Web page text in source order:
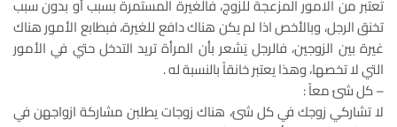
تعتبر من الامور المزعجة للزوج، فالغيرة المستمرة بسبب أو بدون سبب
تخنق الرجل، وبالأخص اذا لم يكن هناك دافع للغيرة، فبطابع الأمور هناك
غيرة بين الزوجين، فالرجل يَشعر بأن المرأة تريد التدخل حتي في الأمور
التي لا تخصها، وهذا يعتبر خانقاً بالنسبة له .
– كل شئ معاً :
لا تشاركي زوجك في كل شئ، هناك زوجات يطلبن مشاركة ازواجهن في